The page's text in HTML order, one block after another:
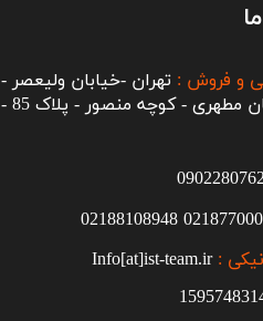
0
02188108948
:
Info[at]ist-team.ir
و فروش : تهران -خیابان ولیعصر -
ابتدای خیابان مطهری - کوچه منصور - پلاک 85 -